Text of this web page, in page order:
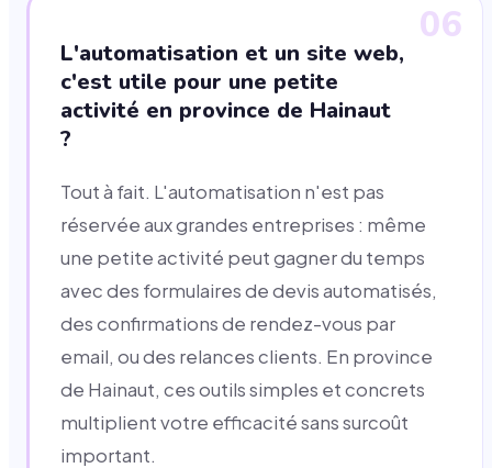
06
L'automatisation et un site web,
c'est utile pour une petite
activité en province de Hainaut
?
Tout à fait. L'automatisation n'est pas
réservée aux grandes entreprises : même
une petite activité peut gagner du temps
avec des formulaires de devis automatisés,
des confirmations de rendez-vous par
email, ou des relances clients. En province
de Hainaut, ces outils simples et concrets
multiplient votre efficacité sans surcoût
important.